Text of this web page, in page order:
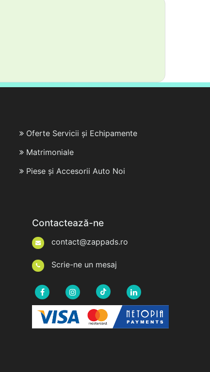
Oferte Servicii și Echipamente
Matrimoniale
Piese și Accesorii Auto Noi
Contactează-ne
contact@zappads.ro
Scrie-ne un mesaj